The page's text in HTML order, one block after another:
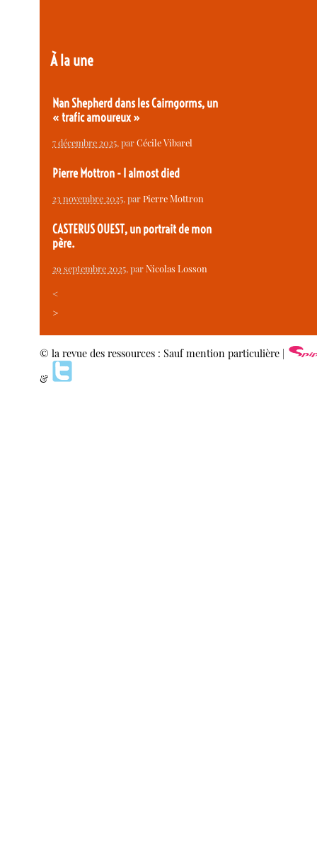
À la une
Nan Shepherd dans les Cairngorms, un
« trafic amoureux »
7 décembre 2025, parCécile Vibarel
Pierre Mottron - I almost died
23 novembre 2025, parPierre Mottron
CASTERUS OUEST, un portrait de mon
père.
29 septembre 2025, parNicolas Losson
<
>
© la revue des ressources : Sauf mention particulière |
&